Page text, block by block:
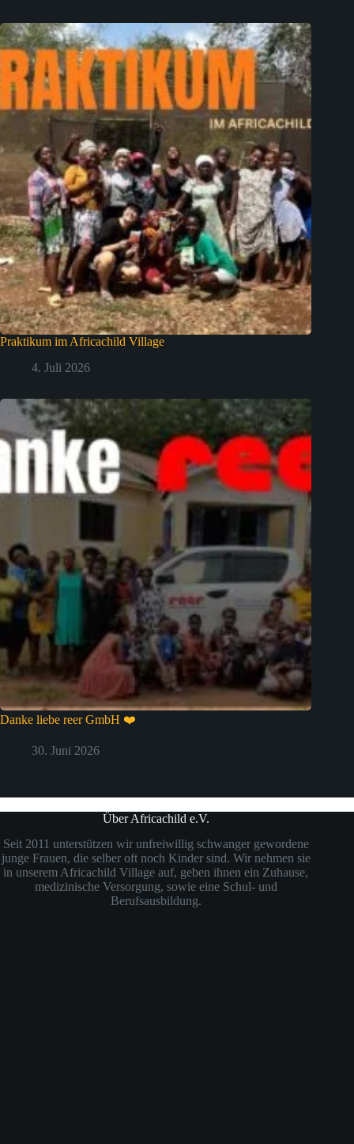
Praktikum im Africachild Village
4. Juli 2026
Danke liebe reer GmbH ❤️
30. Juni 2026
Über Africachild e.V.
Seit 2011 unterstützen wir unfreiwillig schwanger gewordene
junge Frauen, die selber oft noch Kinder sind. Wir nehmen sie
in unserem Africachild Village auf, geben ihnen ein Zuhause,
medizinische Versorgung, sowie eine Schul- und
Berufsausbildung.